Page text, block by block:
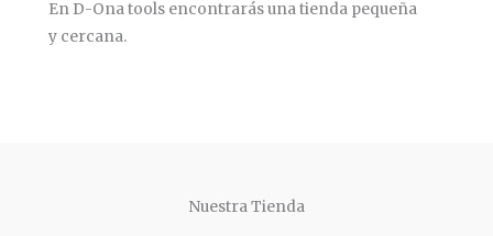
En D-Ona tools encontrarás una tienda pequeña
y cercana.
Nuestra Tienda